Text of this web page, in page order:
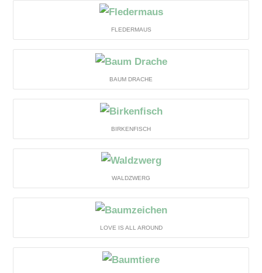
FLEDERMAUS
BAUM DRACHE
BIRKENFISCH
WALDZWERG
LOVE IS ALL AROUND